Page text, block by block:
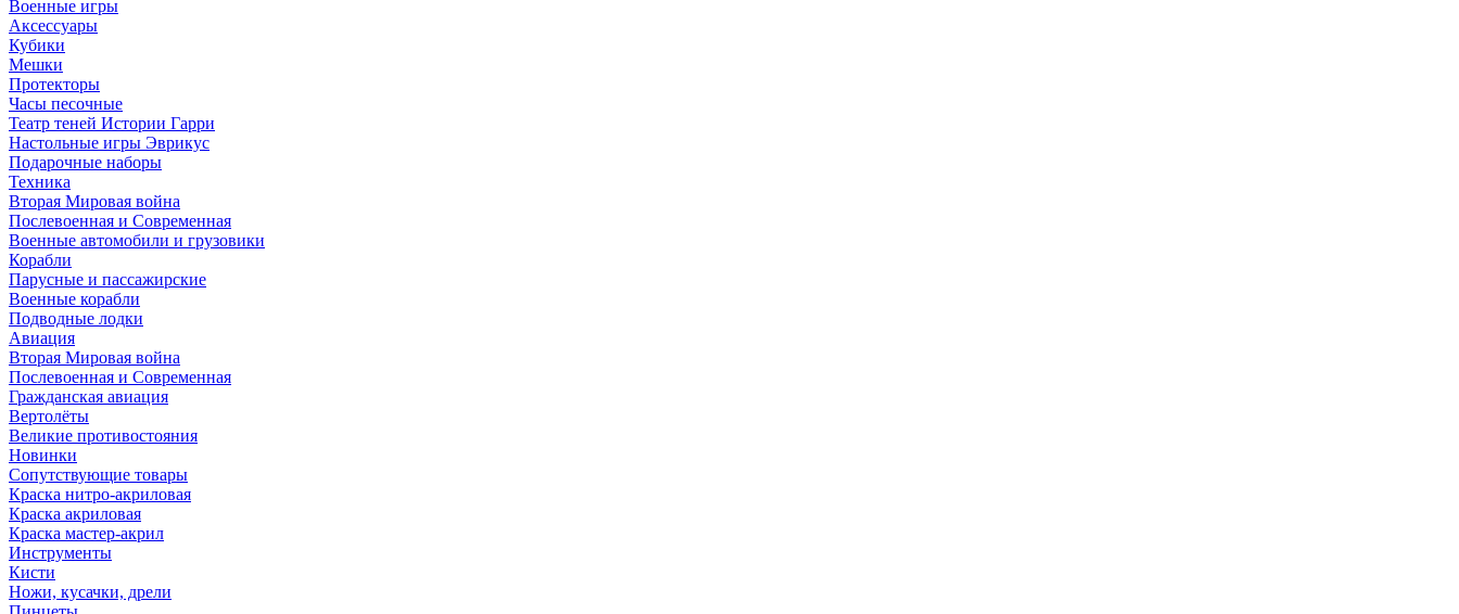
Военные игры
Аксессуары
Кубики
Мешки
Протекторы
Часы песочные
Театр теней Истории Гарри
Настольные игры Эврикус
Подарочные наборы
Техника
Вторая Мировая война
Послевоенная и Современная
Военные автомобили и грузовики
Корабли
Парусные и пассажирские
Военные корабли
Подводные лодки
Авиация
Вторая Мировая война
Послевоенная и Современная
Гражданская авиация
Вертолёты
Великие противостояния
Новинки
Сопутствующие товары
Краска нитро-акриловая
Краска акриловая
Краска мастер-акрил
Инструменты
Кисти
Ножи, кусачки, дрели